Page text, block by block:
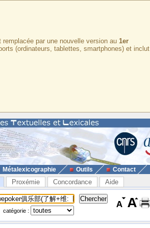
par une nouvelle version au 1er
(ordinateurs, tablettes, smartphones) et inclut
Métalexicographie Outils Contact
Proxémie Concordance Aide
catégorie :